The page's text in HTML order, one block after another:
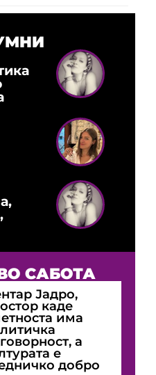
САБОТА
Јадро,
каде
има
а
е
добро